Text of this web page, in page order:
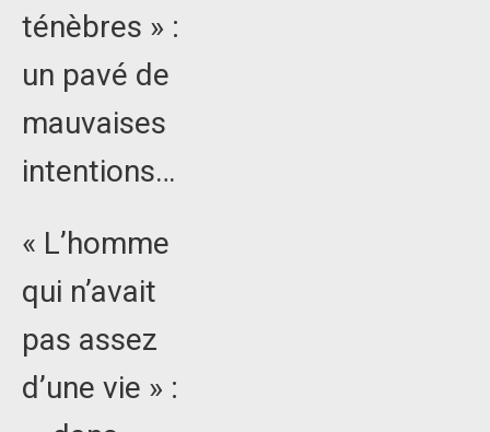
ténèbres » :
un pavé de
mauvaises
intentions…
« L’homme
qui n’avait
pas assez
d’une vie » :